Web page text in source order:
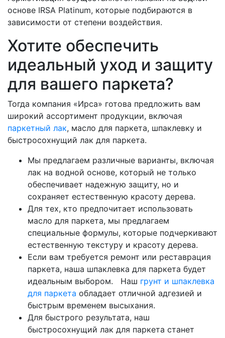
основе IRSA Platinum, которые подбираются в
зависимости от степени воздействия.
Хотите обеспечить
идеальный уход и защиту
для вашего паркета?
Тогда компания «Ирса» готова предложить вам
широкий ассортимент продукции, включая
паркетный лак, масло для паркета, шпаклевку и
быстросохнущий лак для паркета.
Мы предлагаем различные варианты, включая
лак на водной основе, который не только
обеспечивает надежную защиту, но и
сохраняет естественную красоту дерева.
Для тех, кто предпочитает использовать
масло для паркета, мы предлагаем
специальные формулы, которые подчеркивают
естественную текстуру и красоту дерева.
Если вам требуется ремонт или реставрация
паркета, наша шпаклевка для паркета будет
идеальным выбором. Наш грунт и шпаклевка
для паркета обладает отличной адгезией и
быстрым временем высыхания.
Для быстрого результата, наш
быстросохнущий лак для паркета станет